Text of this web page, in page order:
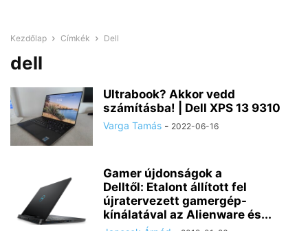
Kezdőlap Címkék Dell
dell
Ultrabook? Akkor vedd
számításba! | Dell XPS 13 9310
Varga Tamás - 2022-06-16
Gamer újdonságok a
Delltől: Etalont állított fel
újratervezett gamergép-
kínálatával az Alienware és...